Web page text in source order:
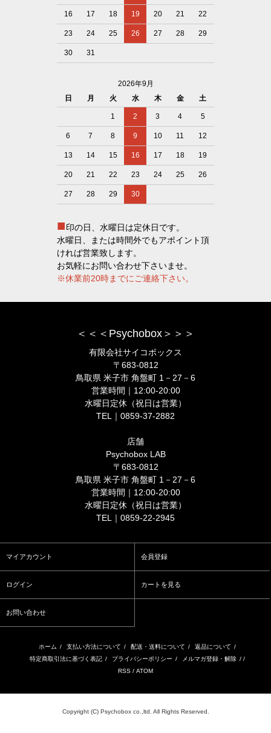
16 17 18 19 20 21 22
23 24 25 26 27 28 29
30 31
2026年9月
日
月 火 水 木 金 土
1 2 3 4 5
6 7 8 9 10 11 12
13 14 15 16 17 18 19
20 21 22 23 24 25 26
27 28 29 30
■印の日、水曜日は定休日です。
水曜日、または時間外でもアポイント頂
ければ営業致します。
お気軽にお問い合わせ下さいませ。
※休業前20時までにご連絡下さい。
＜＜＜Psychobox＞＞＞
有限会社サイコボックス
〒683-0812
鳥取県 米子市 角盤町 1－27－6
営業時間｜12:00-20:00
水曜日定休（祝日は営業）
TEL｜0859-37-2882
店舗
Psychobox LAB
〒683-0812
鳥取県 米子市 角盤町 1－27－6
営業時間｜12:00-20:00
水曜日定休（祝日は営業）
TEL｜0859-22-2945
マイアカウント 会員登録
ログイン カートを見る
お問い合わせ
ホーム / 支払い方法について / 配送・送料について / 返品について /
特定商取引法に基づく表記 / プライバシーポリシー / メルマガ登録・解除 / /
RSS / ATOM
Copyright (C) Psychobox co.,ltd. All Rights Reserved.